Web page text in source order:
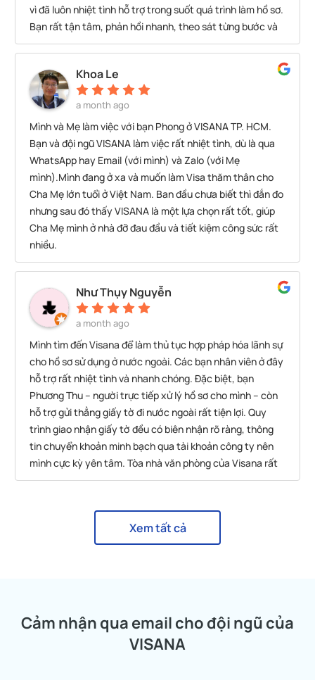
vì đã luôn nhiệt tình hỗ trợ trong suốt quá trình làm hồ sơ.
Bạn rất tận tâm, phản hồi nhanh, theo sát từng bước và
luôn sẵn sàng hỗ trợ khi có vấn đề phát sinh. Nhờ sự
chuyên nghiệp và trách nhiệm của bạn, toàn bộ quá trình
diễn ra rất thuận lợi và đúng tiến độ.Mình đánh giá cao
chất lượng dịch vụ của công ty và sẽ tiếp tục sử dụng khi
có nhu cầu. Rất khuyến khích những ai đang cần làm visa
hoặc thẻ tạm trú cho người nước ngoài lựa chọn công ty.
Xin chân thành cảm ơn bạn Duy Phong và toàn thể đội
ngũ!
Khoa Le
a month ago
Mình và Mẹ làm việc với bạn Phong ở VISANA TP. HCM.
Bạn và đội ngũ VISANA làm việc rất nhiệt tình, dù là qua
WhatsApp hay Email (với mình) và Zalo (với Mẹ
mình).Mình đang ở xa và muốn làm Visa thăm thân cho
Cha Mẹ lớn tuổi ở Việt Nam. Ban đầu chưa biết thì đắn đo
nhưng sau đó thấy VISANA là một lựa chọn rất tốt, giúp
Cha Mẹ mình ở nhà đỡ đau đầu và tiết kiệm công sức rất
nhiều.
Như Thụy Nguyễn
a month ago
Mình tìm đến Visana để làm thủ tục hợp pháp hóa lãnh sự
cho hồ sơ sử dụng ở nước ngoài. Các bạn nhân viên ở đây
hỗ trợ rất nhiệt tình và nhanh chóng. Đặc biệt, bạn
Phương Thu – người trực tiếp xử lý hồ sơ cho mình – còn
hỗ trợ gửi thẳng giấy tờ đi nước ngoài rất tiện lợi. Quy
trình giao nhận giấy tờ đều có biên nhận rõ ràng, thông
tin chuyển khoản minh bạch qua tài khoản công ty nên
mình cực kỳ yên tâm. Tòa nhà văn phòng của Visana rất
dễ tìm, chỗ gửi xe máy chỉ 5k. Nhìn chung mình rất hài
Xem tất cả
Cảm nhận qua email cho đội ngũ của
VISANA